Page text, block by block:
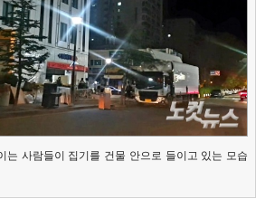
사람들이 집기를 건물 안으로 들이고 있는 모습